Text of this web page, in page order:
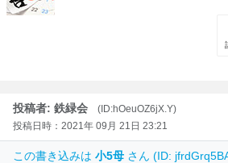
投稿者: 鉄緑会
(ID:hOeuOZ6jX.Y)
投稿日時：2021年 09月 21日 23:21
この書き込みは 小5母 さん (ID: